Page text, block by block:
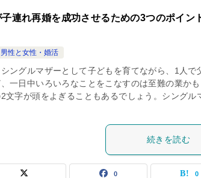
連れ再婚を成功させるための3つのポイン
性と女性・婚活
ングルマザーとして子どもを育てながら、1人で
一日中いろいろなことをこなすのは至難の業かも
文字が頭をよぎることもあるでしょう。シングル
続きを読む
0 0